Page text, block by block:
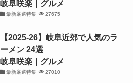
岐阜咲楽｜グルメ
最新厳選特集 27675
【2025-26】岐阜近郊で人気のラ
ーメン 24選
岐阜咲楽｜グルメ
最新厳選特集 27010